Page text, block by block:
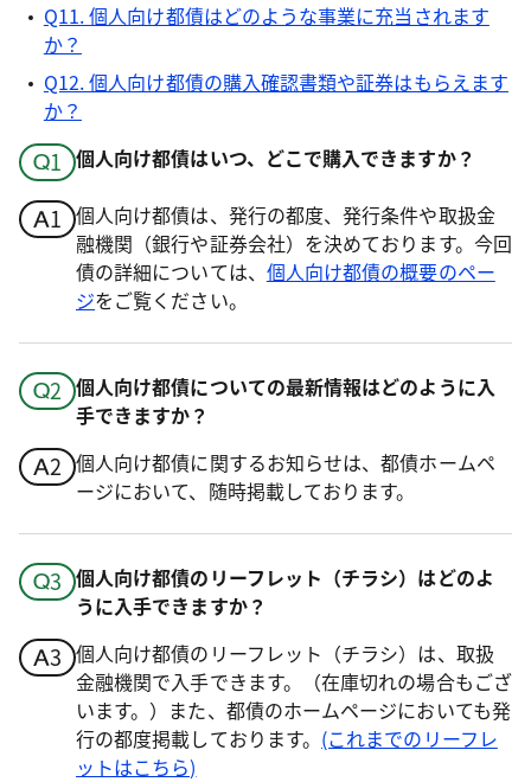
Q11. 個人向け都債はどのような事業に充当されます
か？
Q12. 個人向け都債の購入確認書類や証券はもらえます
か？
個人向け都債はいつ、どこで購入できますか？
個人向け都債は、発行の都度、発行条件や取扱金
融機関（銀行や証券会社）を決めております。今回
債の詳細については、 個人向け都債の概要のペー
ジをご覧ください。
個人向け都債についての最新情報はどのように入
手できますか？
個人向け都債に関するお知らせは、都債ホームペ
ージにおいて、随時掲載しております。
個人向け都債のリーフレット（チラシ）はどのよ
うに入手できますか？
個人向け都債のリーフレット（チラシ）は、取扱
金融機関で入手できます。（在庫切れの場合もござ
います。）また、都債のホームページにおいても発
行の都度掲載しております。 (これまでのリーフレ
ットはこちら)